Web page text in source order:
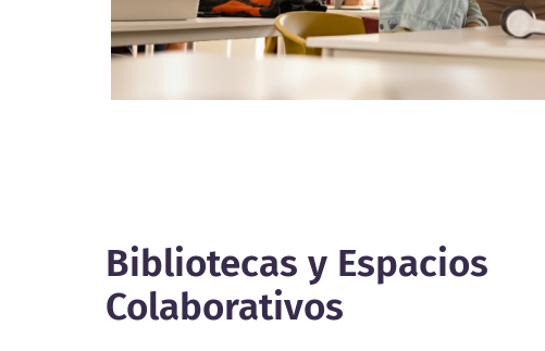
Bibliotecas y Espacios
Colaborativos